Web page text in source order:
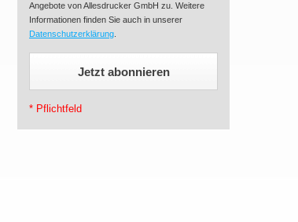
Angebote von Allesdrucker GmbH zu. Weitere
Informationen finden Sie auch in unserer
Datenschutzerklärung
* Pflichtfeld